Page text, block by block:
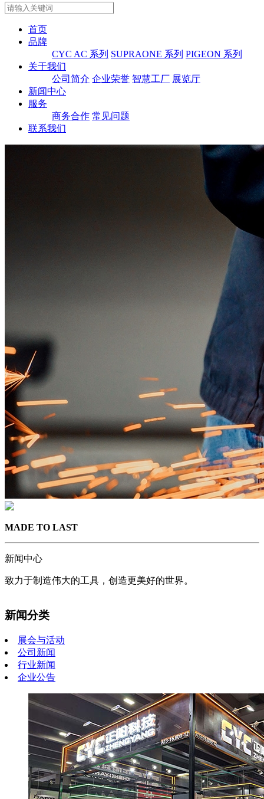
首页
品牌
CYC AC 系列 SUPRAONE 系列 PIGEON 系列
关于我们
公司简介 企业荣誉 智慧工厂 展览厅
新闻中心
服务
商务合作 常见问题
联系我们
MADE TO LAST
新闻中心
致力于制造伟大的工具，创造更美好的世界。
新闻分类
展会与活动
公司新闻
行业新闻
企业公告